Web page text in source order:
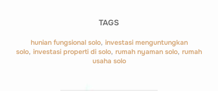
TAGS
hunian fungsional solo, investasi menguntungkan
solo, investasi properti di solo, rumah nyaman solo, rumah
usaha solo